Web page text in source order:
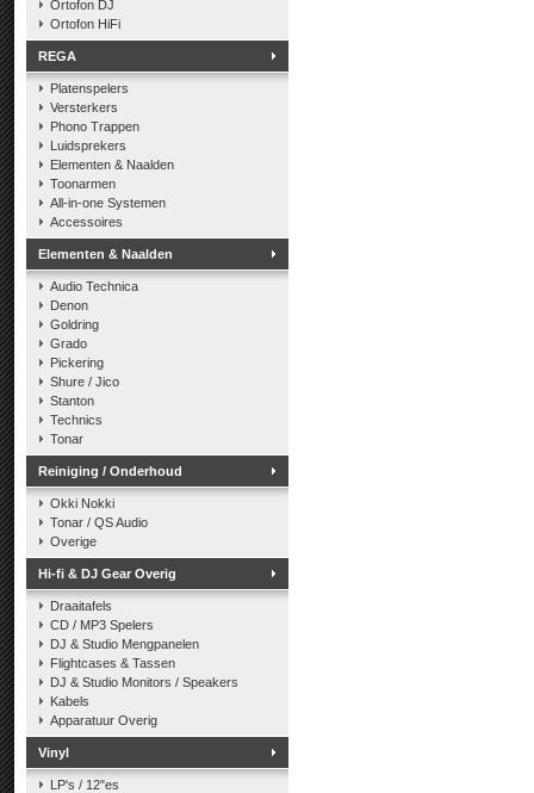
Ortofon DJ
Ortofon HiFi
REGA
Platenspelers
Versterkers
Phono Trappen
Luidsprekers
Elementen & Naalden
Toonarmen
All-in-one Systemen
Accessoires
Elementen & Naalden
Audio Technica
Denon
Goldring
Grado
Pickering
Shure / Jico
Stanton
Technics
Tonar
Reiniging / Onderhoud
Okki Nokki
Tonar / QS Audio
Overige
Hi-fi & DJ Gear Overig
Draaitafels
CD / MP3 Spelers
DJ & Studio Mengpanelen
Flightcases & Tassen
DJ & Studio Monitors / Speakers
Kabels
Apparatuur Overig
Vinyl
LP's / 12"es